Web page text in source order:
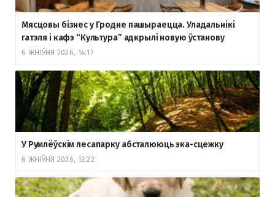
Мясцовы бізнес у Гродне пашыраецца. Уладальнікі
гатэля і кафэ “Культура” адкрылі новую ўстанову
6 ЖНІЎНЯ 2026, 14:17
У Румлёўскім лесапарку абсталююць эка-сцежку
6 ЖНІЎНЯ 2026, 13:22